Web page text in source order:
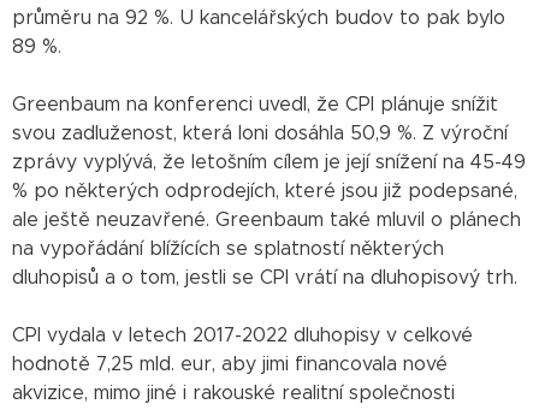
průměru na 92 %. U kancelářských budov to pak bylo
89 %.
Greenbaum na konferenci uvedl, že CPI plánuje snížit
svou zadluženost, která loni dosáhla 50,9 %. Z výroční
zprávy vyplývá, že letošním cílem je její snížení na 45-49
% po některých odprodejích, které jsou již podepsané,
ale ještě neuzavřené. Greenbaum také mluvil o plánech
na vypořádání blížících se splatností některých
dluhopisů a o tom, jestli se CPI vrátí na dluhopisový trh.
CPI vydala v letech 2017-2022 dluhopisy v celkové
hodnotě 7,25 mld. eur, aby jimi financovala nové
akvizice, mimo jiné i rakouské realitní společnosti